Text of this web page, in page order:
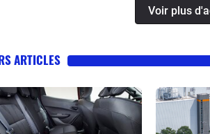
Voir plus
ARTICLES